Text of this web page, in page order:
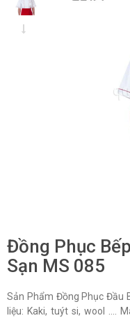
Đồng Phục
Sạn MS 085
Sản Phẩm Đồng Phục Đầu
liệu: Kaki, tuýt si, wool ….